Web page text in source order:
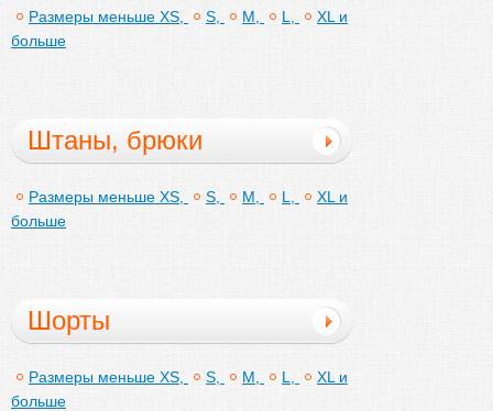
Размеры меньше XS, S, M, L,
XL и
больше
Штаны, брюки
Размеры меньше XS, S, M, L,
XL и
больше
Шорты
Размеры меньше XS, S, M, L,
XL и
больше